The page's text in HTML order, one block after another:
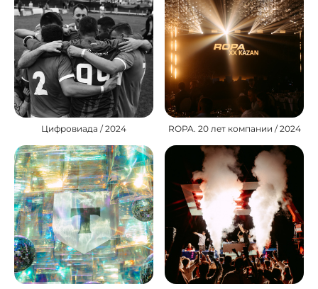
Цифровиада / 2024 ROPA. 20 лет компании / 2024